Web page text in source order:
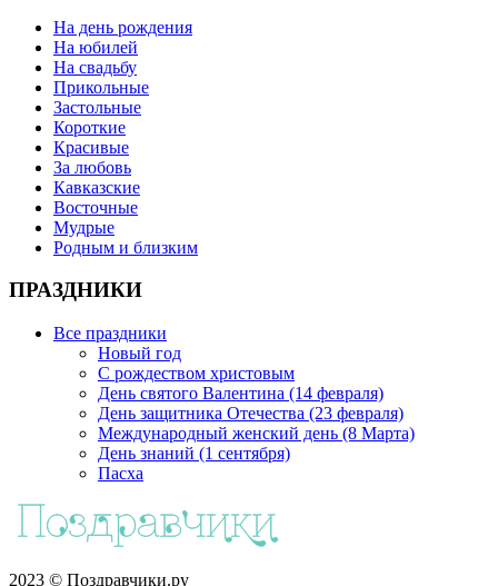
На день рождения
На юбилей
На свадьбу
Прикольные
Застольные
Короткие
Красивые
За любовь
Кавказские
Восточные
Мудрые
Родным и близким
ПРАЗДНИКИ
Все праздники
Новый год
С рождеством христовым
День святого Валентина (14 февраля)
День защитника Отечества (23 февраля)
Международный женский день (8 Марта)
День знаний (1 сентября)
Пасха
2023 © Поздравчики.ру